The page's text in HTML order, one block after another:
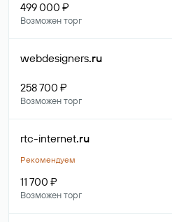
499 000 ₽
Возможен торг
webdesigners.ru
258 700 ₽
Возможен торг
rtc-internet.ru
Рекомендуем
11 700 ₽
Возможен торг